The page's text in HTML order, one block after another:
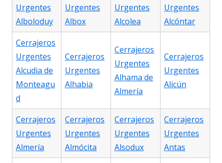
Urgentes
Alboloduy
Urgentes
Albox
Urgentes
Alcolea
Urgentes
Alcóntar
Cerrajeros
Urgentes
Alcudia de
Monteagu
d
Cerrajeros
Urgentes
Alhabia
Cerrajeros
Urgentes
Alhama de
Almería
Cerrajeros
Urgentes
Alicún
Cerrajeros
Urgentes
Almería
Cerrajeros
Urgentes
Almócita
Cerrajeros
Urgentes
Alsodux
Cerrajeros
Urgentes
Antas